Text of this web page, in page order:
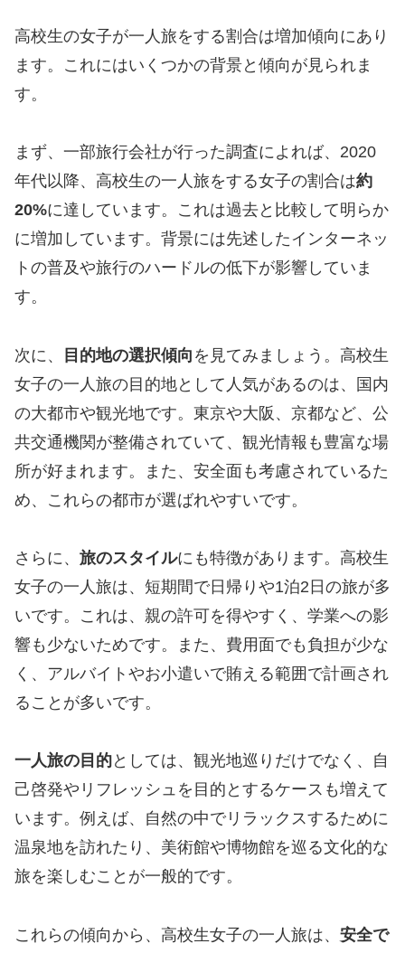
高校生の女子が一人旅をする割合は増加傾向にあり
ます。これにはいくつかの背景と傾向が見られま
す。
まず、一部旅行会社が行った調査によれば、2020
年代以降、高校生の一人旅をする女子の割合は約
20%に達しています。これは過去と比較して明らか
に増加しています。背景には先述したインターネッ
トの普及や旅行のハードルの低下が影響していま
す。
次に、 目的地の選択傾向 を見てみましょう。高校生
女子の一人旅の目的地として人気があるのは、国内
の大都市や観光地です。東京や大阪、京都など、公
共交通機関が整備されていて、観光情報も豊富な場
所が好まれます。また、安全面も考慮されているた
め、これらの都市が選ばれやすいです。
さらに、 旅のスタイルにも特徴があります。高校生
女子の一人旅は、短期間で日帰りや1泊2日の旅が多
いです。これは、親の許可を得やすく、学業への影
響も少ないためです。また、費用面でも負担が少な
く、アルバイトやお小遣いで賄える範囲で計画され
ることが多いです。
一人旅の目的としては、観光地巡りだけでなく、自
己啓発やリフレッシュを目的とするケースも増えて
います。例えば、自然の中でリラックスするために
温泉地を訪れたり、美術館や博物館を巡る文化的な
旅を楽しむことが一般的です。
これらの傾向から、高校生女子の一人旅は、 安全で